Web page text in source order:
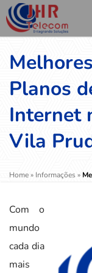
Melhores
Planos
Internet
Vila
Home» Informações»
Com o
mundo
cada dia
mais